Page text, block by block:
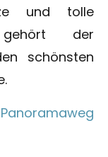
und tolle
der
schönsten
Panoramaweg